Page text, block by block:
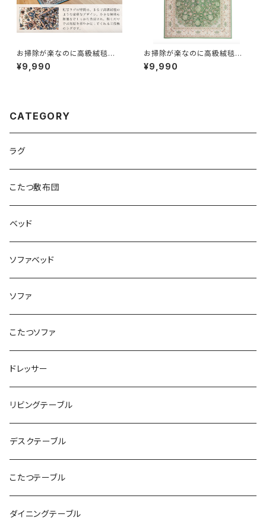
お掃除が楽なのに高級絨毯のよ
うな中世ヨーロッパデザインの
ラグ（ターコイズブルー）
¥9,990
お掃除が楽なのに高級絨毯のよ
うな中世ヨーロッパデザインの
ラグ（ライトグリーン）
¥9,990
CATEGORY
ラグ
こたつ敷布団
ベッド
ソファベッド
ソファ
こたつソファ
ドレッサー
リビングテーブル
デスクテーブル
こたつテーブル
ダイニングテーブル